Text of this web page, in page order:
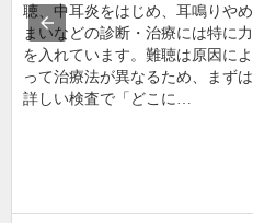
聴、中耳炎をはじめ、耳鳴りやめ
まいなどの診断・治療には特に力
を入れています。難聴は原因によ
って治療法が異なるため、まずは
詳しい検査で「どこに…